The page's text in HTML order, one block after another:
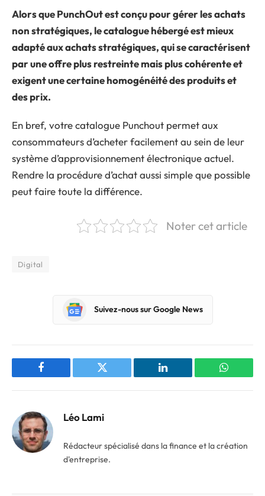
Alors que PunchOut est conçu pour gérer les achats
non stratégiques, le catalogue hébergé est mieux
adapté aux achats stratégiques, qui se caractérisent
par une offre plus restreinte mais plus cohérente et
exigent une certaine homogénéité des produits et
des prix.
En bref, votre catalogue Punchout permet aux
consommateurs d’acheter facilement au sein de leur
système d’approvisionnement électronique actuel.
Rendre la procédure d’achat aussi simple que possible
peut faire toute la différence.
Noter cet article
Digital
Suivez-nous sur Google News
Facebook Twitter LinkedIn
Léo Lami
Rédacteur spécialisé dans la finance et la création
d'entreprise.